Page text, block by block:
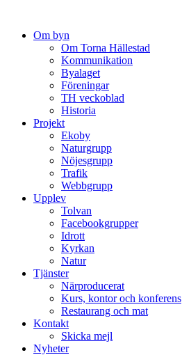
innehållOm byn
Om Torna Hällestad
Kommunikation
Byalaget
Föreningar
TH veckoblad
Historia
Projekt
Ekoby
Naturgrupp
Nöjesgrupp
Trafik
Webbgrupp
Upplev
Tolvan
Facebookgrupper
Idrott
Kyrkan
Natur
Tjänster
Närproducerat
Kurs, kontor och konferens
Restaurang och mat
Kontakt
Skicka mejl
Nyheter